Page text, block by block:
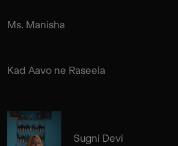
Ms. Manisha
Kad Aavo ne Raseela
Sugni Devi